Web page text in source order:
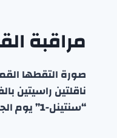
مراقبة
ناقلتين راسيتين
“سنتينل-1” يوم الجمعة السابق أن الأرصفة كانت خالية تماماً.